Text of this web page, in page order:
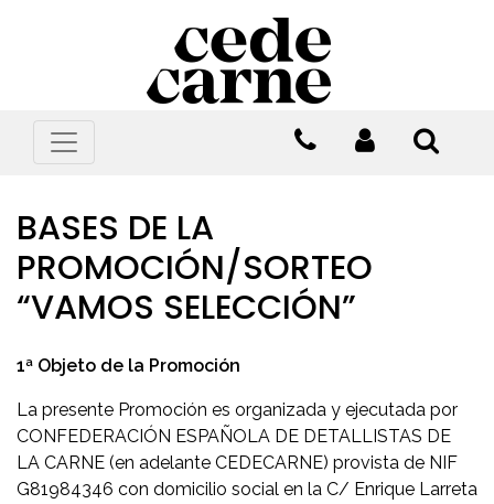
BASES DE LA
PROMOCIÓN/SORTEO
“VAMOS SELECCIÓN”
1ª Objeto de la Promoción
La presente Promoción es organizada y ejecutada por
CONFEDERACIÓN ESPAÑOLA DE DETALLISTAS DE
LA CARNE (en adelante CEDECARNE) provista de NIF
G81984346 con domicilio social en la C/ Enrique Larreta